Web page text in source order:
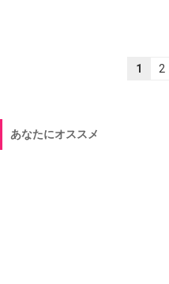
1 2
あなたにオススメ